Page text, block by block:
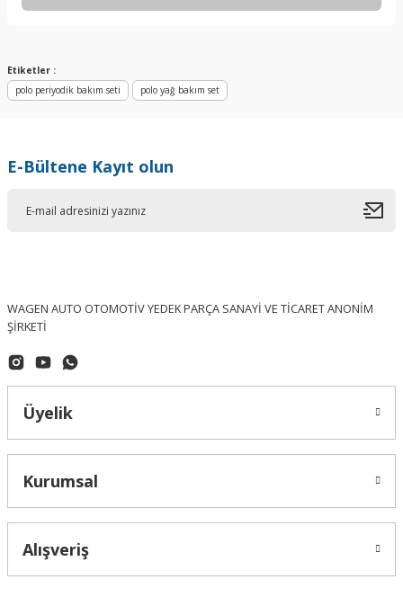
Etiketler :
polo periyodik bakım seti
polo yağ bakım set
E-Bültene Kayıt olun
WAGEN AUTO OTOMOTİV YEDEK PARÇA SANAYİ VE TİCARET ANONİM
ŞİRKETİ
Üyelik
Kurumsal
Alışveriş